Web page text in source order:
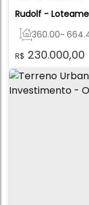
Rudolf -
Agronômica
R$ 230.000,00
360.00~ 664